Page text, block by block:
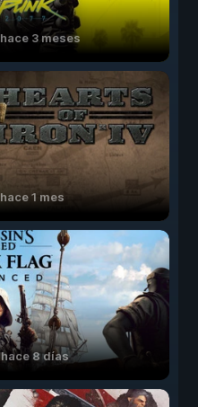
hace 3 meses
hace 1 mes
hace 8 días